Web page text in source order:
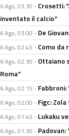
6 Ago, 03:30 - Crosetti:
inventato il calcio"
6 Ago, 03:00 - De
6 Ago, 02:45 - Como
6 Ago, 02:30 - Ottaiano
Roma"
6 Ago, 02:15 -
6 Ago, 02:00 - Figc:
6 Ago, 01:45 - Lukaku
6 Ago, 01:30 -